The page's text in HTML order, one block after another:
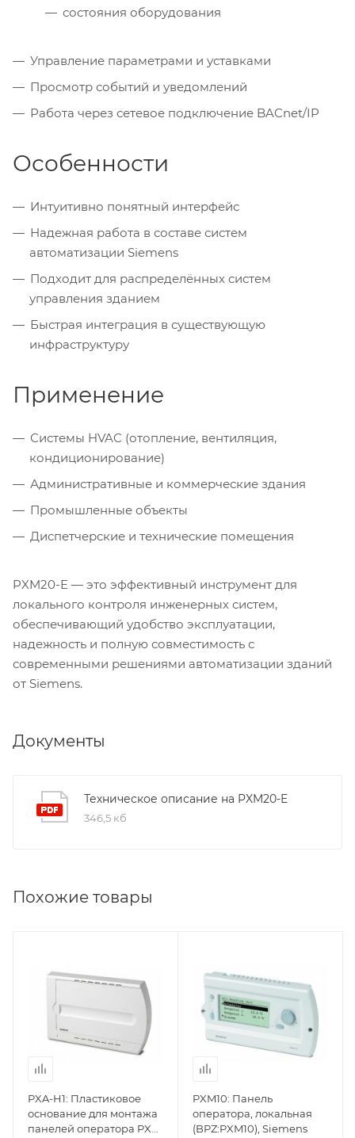
состояния оборудования
Управление параметрами и уставками
Просмотр событий и уведомлений
Работа через сетевое подключение BACnet/IP
Особенности
Интуитивно понятный интерфейс
Надежная работа в составе систем
автоматизации Siemens
Подходит для распределённых систем
управления зданием
Быстрая интеграция в существующую
инфраструктуру
Применение
Системы HVAC (отопление, вентиляция,
кондиционирование)
Административные и коммерческие здания
Промышленные объекты
Диспетчерские и технические помещения
PXM20-E — это эффективный инструмент для
локального контроля инженерных систем,
обеспечивающий удобство эксплуатации,
надежность и полную совместимость с
современными решениями автоматизации зданий
от Siemens.
Документы
Техническое описание на PXM20-E
346,5 кб
Похожие товары
Desigo
PXA-H1: Пластиковое
основание для монтажа
панелей оператора PXM
Desigo
PXM10: Панель
оператора, локальная
(BPZ:PXM10), Siemens